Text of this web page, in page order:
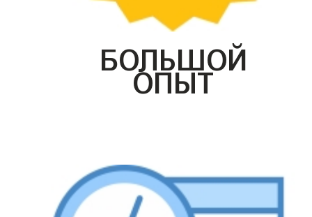
БОЛЬШОЙ
ОПЫТ